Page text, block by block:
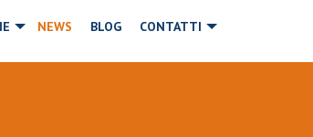
NEWS BLOG CONTATTI